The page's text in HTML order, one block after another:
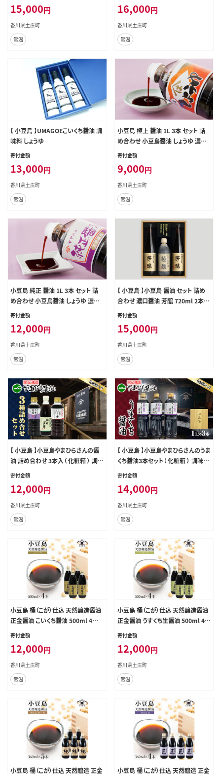
15,000円
香川県土庄町
常温
土庄町
16,000円
香川県土庄町
常温
【 小豆島 】UMAGOEこいくち醤油 調
味料 しょうゆ
寄付金額
13,000円
香川県土庄町
常温
小豆島 極上 醤油 1L 3本 セット 詰
め合わせ 小豆島醤油 しょうゆ 濃口
醤油 濃口しょうゆ 調味料 調味料セ
寄付金額
9,000円
香川県土庄町
常温
小豆島 純正 醤油 1L 3本 セット 詰
め合わせ 小豆島醤油 しょうゆ 濃口
醤油 濃口しょうゆ 調味料 調味料セ
寄付金額
12,000円
香川県土庄町
常温
【 小豆島 】小豆島 醤油 セット 詰め
合わせ 濃口醤油 芳醸 720ml 2本
再仕込み醤油 極醸 500ml 1本 化粧
味料 調味料セット 香川 香川県 土庄
町
寄付金額
15,000円
香川県土庄町
常温
【 小豆島 】小豆島やまひらさんの醤
油 詰め合わせ 3本入（ 化粧箱 ） 調味
料 天然醸造 醤油 しょうゆ うまくち
熟成 たっぷり 大容量 ギフト 贈り物
贈答 香川 香川県 土庄 土庄町
寄付金額
12,000円
香川県土庄町
常温
【 小豆島 】小豆島やまひらさんのうま
くち醤油3本セット（ 化粧箱 ） 調味料
天然醸造 醤油 しょうゆ うまくち 熟成
たっぷり 大容量 ギフト 贈り物 贈答
香川 香川県 土庄 土庄町
寄付金額
14,000円
香川県土庄町
常温
小豆島 桶（こが）仕込 天然醸造醤油
正金醤油 こいくち醤油 500ml 4本
入
寄付金額
12,000円
香川県土庄町
常温
小豆島 桶（こが）仕込 天然醸造醤油
正金醤油 うすくち生醤油 500ml 4本
入
寄付金額
12,000円
香川県土庄町
常温
小豆島 桶（こが）仕込 天然醸造 正金 小豆島 桶（こが）仕込 天然醸造 正金